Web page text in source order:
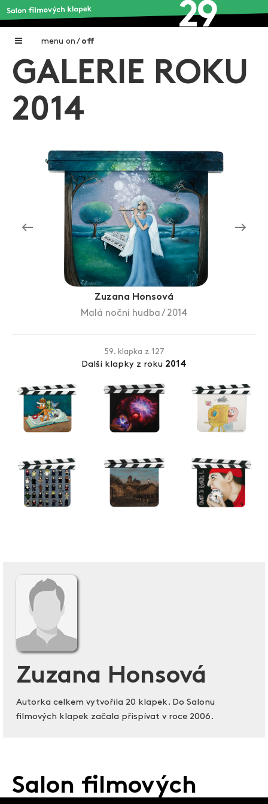
menu on / off
Home
Galerie filmových klapek
O projektu
Aktuální výstavy
Aukce filmových klapek
Aktuality
Zlín Film Festival
GALERIE ROKU
2014
Zuzana Honsová
Malá noční hudba / 2014
59. klapka z 127
Další klapky z roku 2014
Zuzana Honsová
Autorka celkem vytvořila 20 klapek. Do Salonu
filmových klapek začala přispívat v roce 2006.
Salon filmových